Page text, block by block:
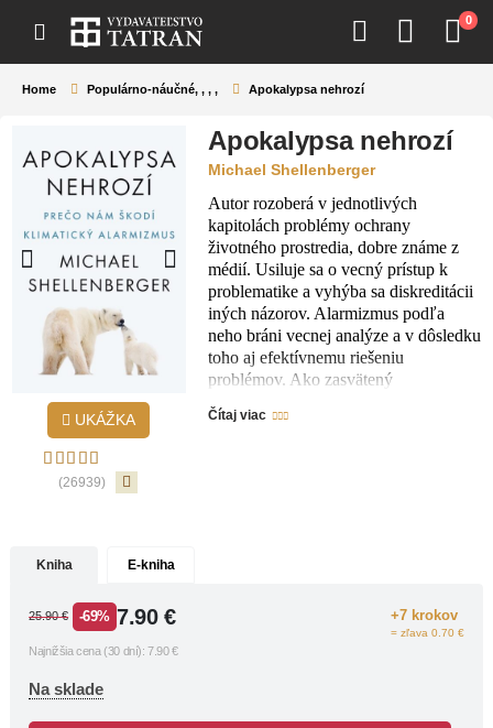
0
Home Populárno-náučné, , , , Apokalypsa nehrozí
UKÁŽKA
(26939)
Apokalypsa nehrozí
Michael Shellenberger
Autor rozoberá v jednotlivých
kapitolách problémy ochrany
životného prostredia, dobre známe z
médií. Usiluje sa o vecný prístup k
problematike a vyhýba sa diskreditácii
iných názorov. Alarmizmus podľa
neho bráni vecnej analýze a v dôsledku
toho aj efektívnemu riešeniu
problémov. Ako zasvätený
mierové využívanie jadrovej energie:
motiváciu ich kampaní a hľadal
Čítaj viac
Kniha E-kniha
+7 krokov
= zľava 0.70 €
25.90€ -69% 7.90 €
Najnižšia cena (30 dní):7.90 €
Na sklade